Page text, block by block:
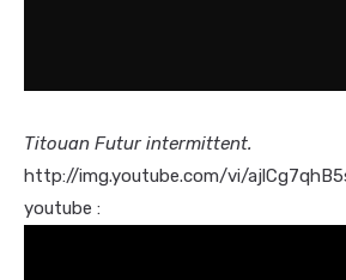
Titouan Futur intermittent.
http://img.youtube.com/vi/
youtube :